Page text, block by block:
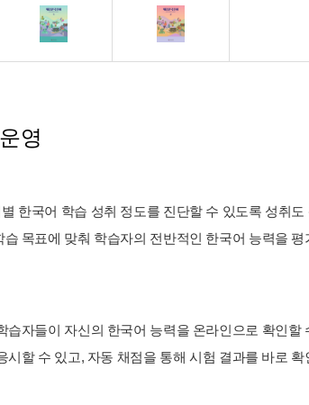
영
한국어 학습 성취 정도를 진단할 수 있도록 성취
목표에 맞춰 학습자의 전반적인 한국어 능력을
습자들이 자신의 한국어 능력을 온라인으로 확인할
시할 수 있고, 자동 채점을 통해 시험 결과를 바로